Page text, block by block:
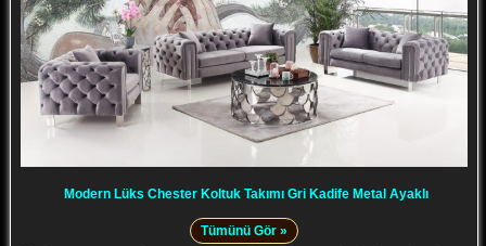
Modern Lüks Chester Koltuk Takımı Gri Kadife Metal Ayaklı
Tümünü Gör »